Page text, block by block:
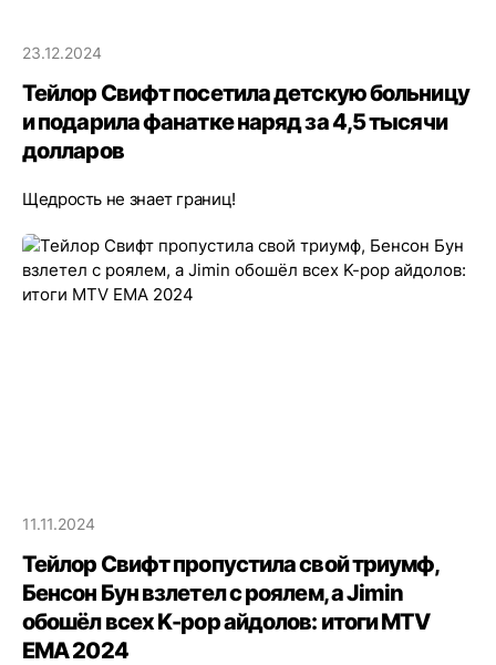
23.12.2024
Тейлор Свифт посетила детскую больницу
и подарила фанатке наряд за 4,5 тысячи
долларов
Щедрость не знает границ!
11.11.2024
Тейлор Свифт пропустила свой триумф,
Бенсон Бун взлетел с роялем, а Jimin
обошёл всех K-pop айдолов: итоги MTV
EMA 2024